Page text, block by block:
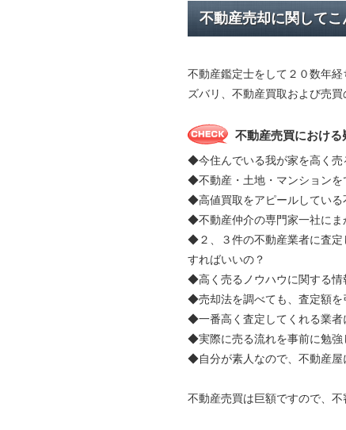
不動産売却に関して
不動産鑑定士をして２０数年
ズバリ、不動産買取および売
不動産売買における
◆今住んでいる我が家を高く売
◆不動産・土地・マンションを
◆高値買取をアピールしている
◆不動産仲介の専門家一社に
◆２、３件の不動産業者に査定
すればいいの？
◆高く売るノウハウに関する情
◆売却法を調べても、査定額を
◆一番高く査定してくれる業者
◆実際に売る流れを事前に勉強
◆自分が素人なので、不動産屋
不動産売買は巨額ですので、不